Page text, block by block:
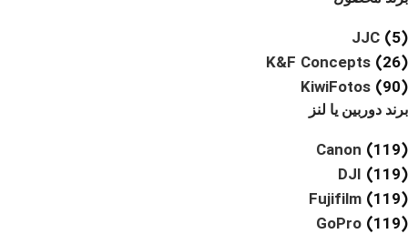
JJC (5)
K&F Concepts (26)
KiwiFotos (90)
برند دوربین یا لنز
Canon (119)
DJI (119)
Fujifilm (119)
GoPro (119)